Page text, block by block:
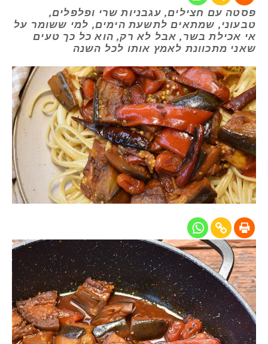
פסטה עם חצילים, עגבניות שרי ופלפלים,
טבעוני, שמתאים לתשעת הימים, למי ששומר על
אי אכילת בשר, אבל לא רק, הוא כל כך טעים
שאני מתכוונת לאמץ אותו לכל השנה